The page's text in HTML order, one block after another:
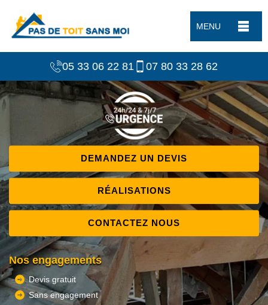
MENU
05 33 06 22 81 07 80 33 28 62
DEMANDEZ UN DEVIS
RÉALISATIONS
CONTACTEZ NOUS
Nos engagements
Devis gratuit
Sans engagement